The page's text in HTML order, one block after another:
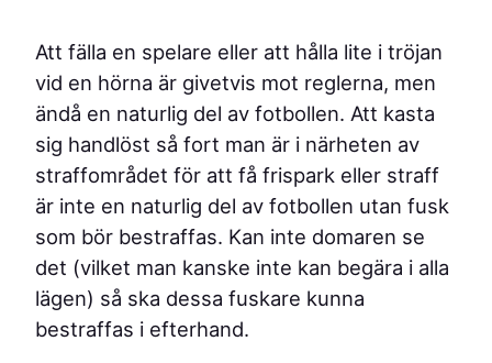
Att fälla en spelare eller att hålla lite i tröjan
vid en hörna är givetvis mot reglerna, men
ändå en naturlig del av fotbollen. Att kasta
sig handlöst så fort man är i närheten av
straffområdet för att få frispark eller straff
är inte en naturlig del av fotbollen utan fusk
som bör bestraffas. Kan inte domaren se
det (vilket man kanske inte kan begära i alla
lägen) så ska dessa fuskare kunna
bestraffas i efterhand.